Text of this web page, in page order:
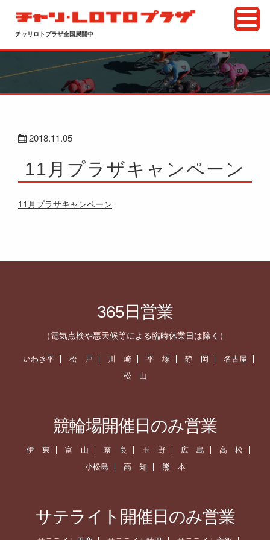
チャリロトプラザ全国展開中
2018.11.05
11月プラザキャンペーン
11月プラザキャンペーン
365日営業
（電気点検や悪天候等による臨時休業日は除く）
いわき平 松 戸 川 崎 平 塚 静 岡
名古屋
松 山
競輪場開催日のみ営業
伊 東 富 山 奈 良 玉 野 広 島
高 松
小松島
高 知 熊 本
サテライト開催日のみ営業